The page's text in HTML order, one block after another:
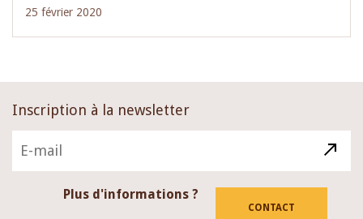
25 février 2020
Inscription à la newsletter
Plus d'informations ?
CONTACT